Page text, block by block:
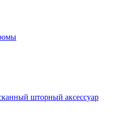
шторный аксессуар